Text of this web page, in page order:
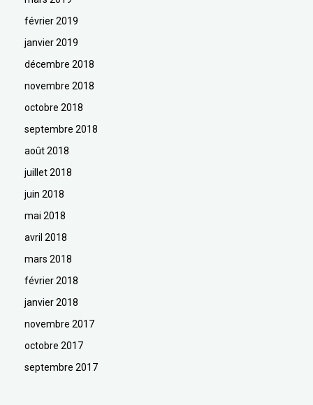
février 2019
janvier 2019
décembre 2018
novembre 2018
octobre 2018
septembre 2018
août 2018
juillet 2018
juin 2018
mai 2018
avril 2018
mars 2018
février 2018
janvier 2018
novembre 2017
octobre 2017
septembre 2017